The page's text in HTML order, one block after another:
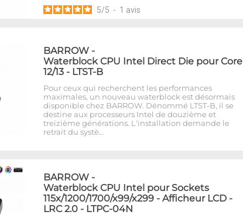
5/5 - 1 avis
BARROW -
Waterblock CPU Intel Direct Die pour Core
12/13 - LTST-B
Pour ceux qui recherchent les performances
maximales, un nouveau waterblock est désormais
disponible chez BARROW. Dénommé LTST-B, il se
destine aux processeurs Intel de douzième et
treizième générations. L'installation demande le
retrait du systè…
BARROW -
Waterblock CPU Intel pour Sockets
115x/1200/1700/x99/x299 - Afficheur LCD -
LRC 2.0 - LTPC-04N